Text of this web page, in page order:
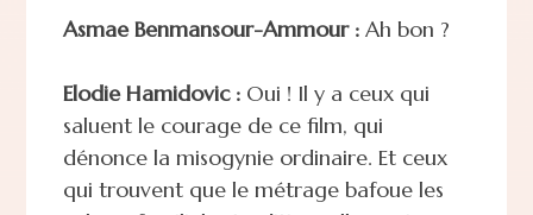
Asmae Benmansour-Ammour :Ah bon ?
Elodie Hamidovic :Oui ! Il y a ceux qui
saluent le courage de ce film, qui
dénonce la misogynie ordinaire. Et ceux
qui trouvent que le métrage bafoue les